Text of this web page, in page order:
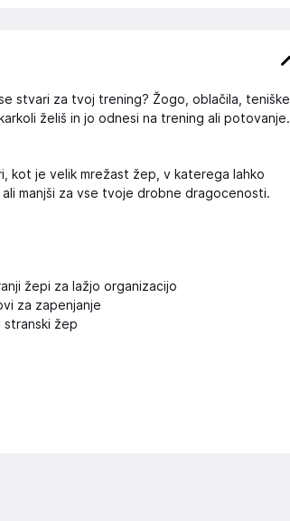
stvari za tvoj trening? Žogo, oblačila, teniške
želiš in jo odnesi na trening ali potovanje.
kot je velik mrežast žep, v katerega lahko
manjši za vse tvoje drobne dragocenosti.
žepi za lažjo organizacijo
za zapenjanje
stranski žep